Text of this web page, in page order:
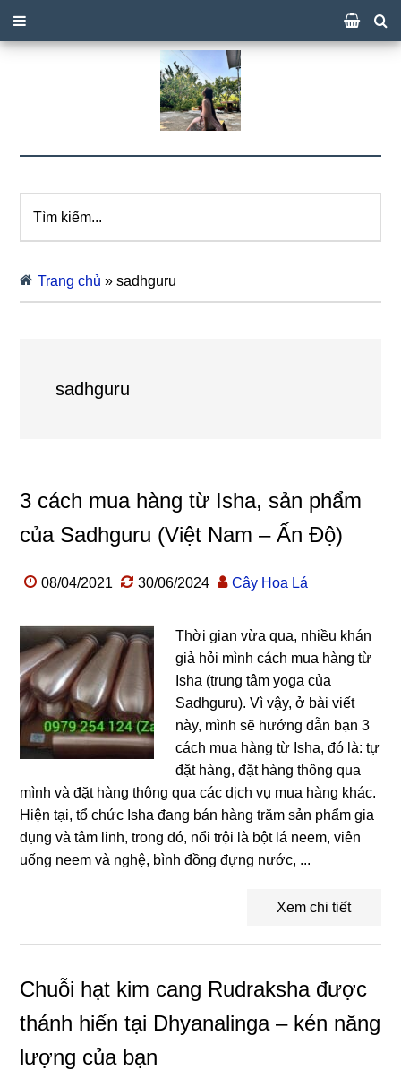
kiếm...
Trang chủ »sadhguru
sadhguru
3 cách mua hàng từ Isha, sản phẩm
của Sadhguru (Việt Nam – Ấn Độ)
08/04/2021 30/06/2024 Cây Hoa Lá
Thời gian vừa qua, nhiều khán
giả hỏi mình cách mua hàng từ
Isha (trung tâm yoga của
Sadhguru). Vì vậy, ở bài viết
này, mình sẽ hướng dẫn bạn 3
cách mua hàng từ Isha, đó là: tự
đặt hàng, đặt hàng thông qua
mình và đặt hàng thông qua các dịch vụ mua hàng khác.
Hiện tại, tổ chức Isha đang bán hàng trăm sản phẩm gia
dụng và tâm linh, trong đó, nổi trội là bột lá neem, viên
uống neem và nghệ, bình đồng đựng nước, ...
Xem chi tiết
Chuỗi hạt kim cang Rudraksha được
thánh hiến tại Dhyanalinga – kén năng
lượng của bạn